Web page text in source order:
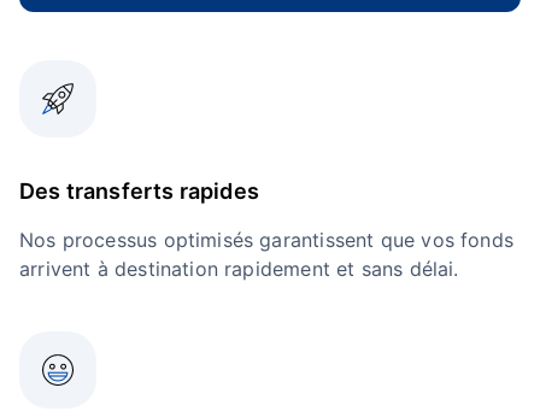
Des transferts rapides
Nos processus optimisés garantissent que vos fonds
arrivent à destination rapidement et sans délai.